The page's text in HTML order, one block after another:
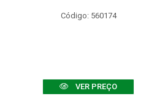
Código: 560174
VER PREÇO